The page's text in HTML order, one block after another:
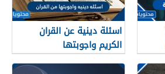
اسئلة دينية عن القران
الكريم واجوبتها